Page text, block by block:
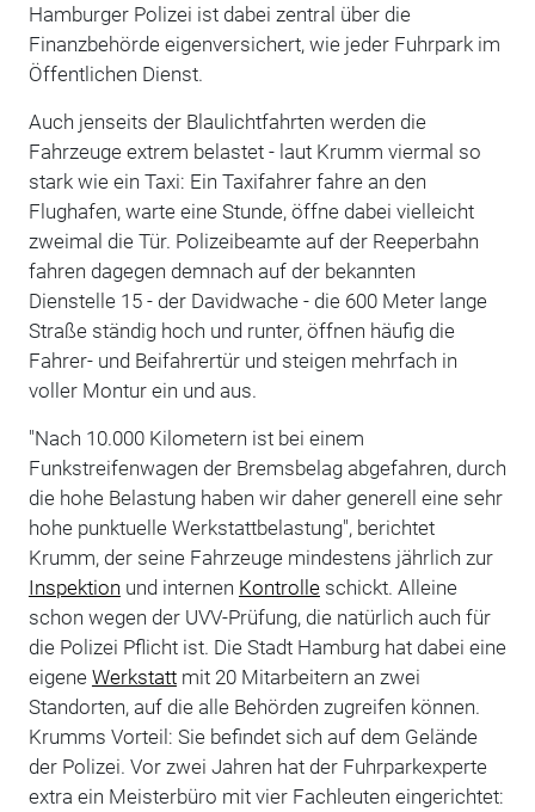
Hamburger Polizei ist dabei zentral über die
Finanzbehörde eigenversichert, wie jeder Fuhrpark im
Öffentlichen Dienst.
Auch jenseits der Blaulichtfahrten werden die
Fahrzeuge extrem belastet - laut Krumm viermal so
stark wie ein Taxi: Ein Taxifahrer fahre an den
Flughafen, warte eine Stunde, öffne dabei vielleicht
zweimal die Tür. Polizeibeamte auf der Reeperbahn
fahren dagegen demnach auf der bekannten
Dienstelle 15 - der Davidwache - die 600 Meter lange
Straße ständig hoch und runter, öffnen häufig die
Fahrer- und Beifahrertür und steigen mehrfach in
voller Montur ein und aus.
"Nach 10.000 Kilometern ist bei einem
Funkstreifenwagen der Bremsbelag abgefahren, durch
die hohe Belastung haben wir daher generell eine sehr
hohe punktuelle Werkstattbelastung", berichtet
Krumm, der seine Fahrzeuge mindestens jährlich zur
Inspektion und internen Kontrolleschickt. Alleine
schon wegen der UVV-Prüfung, die natürlich auch für
die Polizei Pflicht ist. Die Stadt Hamburg hat dabei eine
eigene Werkstattmit 20 Mitarbeitern an zwei
Standorten, auf die alle Behörden zugreifen können.
Krumms Vorteil: Sie befindet sich auf dem Gelände
der Polizei. Vor zwei Jahren hat der Fuhrparkexperte
extra ein Meisterbüro mit vier Fachleuten eingerichtet: